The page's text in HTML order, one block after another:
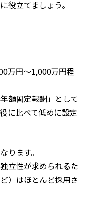
役立てましょう。
万円〜1,000万円程
額固定報酬」として
に比べて低めに設定
ります。
立性が求められるた
）はほとんど採用さ